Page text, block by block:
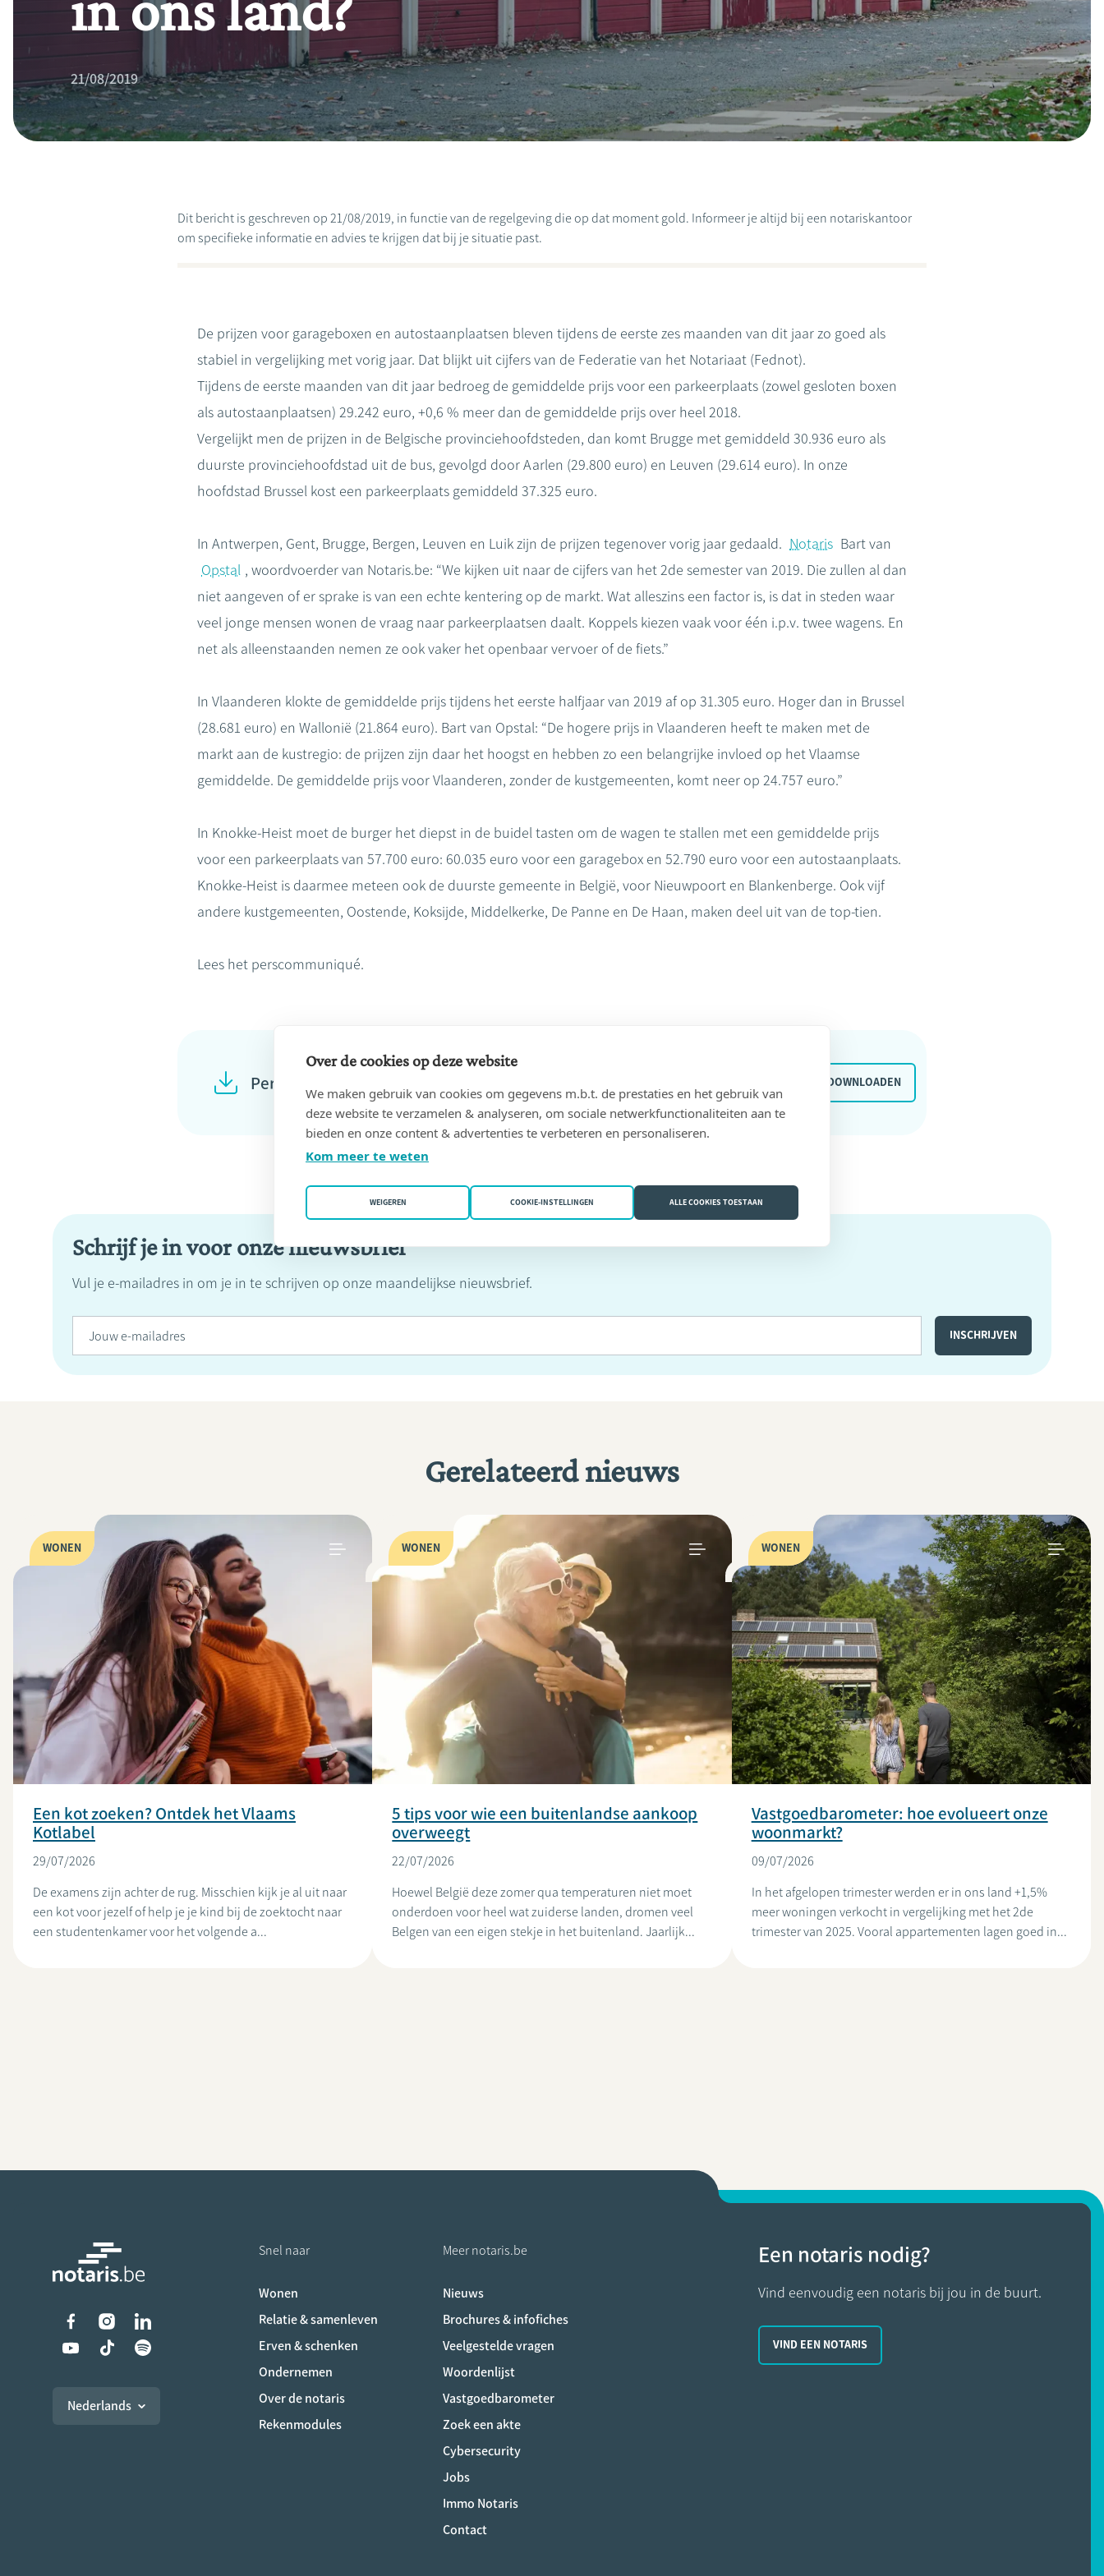
21/08/2019
Dit bericht is geschreven op 21/08/2019, in functie van de regelgeving die op dat moment gold. Informeer je altijd bij een notariskantoor
om specifieke informatie en advies te krijgen dat bij je situatie past.
De prijzen voor garageboxen en autostaanplaatsen bleven tijdens de eerste zes maanden van dit jaar zo goed als
stabiel in vergelijking met vorig jaar. Dat blijkt uit cijfers van de Federatie van het Notariaat (Fednot).
Tijdens de eerste maanden van dit jaar bedroeg de gemiddelde prijs voor een parkeerplaats (zowel gesloten boxen
als autostaanplaatsen) 29.242 euro, +0,6 % meer dan de gemiddelde prijs over heel 2018.
Vergelijkt men de prijzen in de Belgische provinciehoofdsteden, dan komt Brugge met gemiddeld 30.936 euro als
duurste provinciehoofdstad uit de bus, gevolgd door Aarlen (29.800 euro) en Leuven (29.614 euro). In onze
hoofdstad Brussel kost een parkeerplaats gemiddeld 37.325 euro.
In Antwerpen, Gent, Brugge, Bergen, Leuven en Luik zijn de prijzen tegenover vorig jaar gedaald. Notaris Bart van
Opstal , woordvoerder van Notaris.be: “We kijken uit naar de cijfers van het 2de semester van 2019. Die zullen al dan
niet aangeven of er sprake is van een echte kentering op de markt. Wat alleszins een factor is, is dat in steden waar
veel jonge mensen wonen de vraag naar parkeerplaatsen daalt. Koppels kiezen vaak voor één i.p.v. twee wagens. En
net als alleenstaanden nemen ze ook vaker het openbaar vervoer of de fiets.”
In Vlaanderen klokte de gemiddelde prijs tijdens het eerste halfjaar van 2019 af op 31.305 euro. Hoger dan in Brussel
(28.681 euro) en Wallonië (21.864 euro). Bart van Opstal: “De hogere prijs in Vlaanderen heeft te maken met de
markt aan de kustregio: de prijzen zijn daar het hoogst en hebben zo een belangrijke invloed op het Vlaamse
gemiddelde. De gemiddelde prijs voor Vlaanderen, zonder de kustgemeenten, komt neer op 24.757 euro.”
In Knokke-Heist moet de burger het diepst in de buidel tasten om de wagen te stallen met een gemiddelde prijs
voor een parkeerplaats van 57.700 euro: 60.035 euro voor een garagebox en 52.790 euro voor een autostaanplaats.
Knokke-Heist is daarmee meteen ook de duurste gemeente in België, voor Nieuwpoort en Blankenberge. Ook vijf
andere kustgemeenten, Oostende, Koksijde, Middelkerke, De Panne en De Haan, maken deel uit van de top-tien.
Lees het perscommuniqué.
Perscommuniqué_Parkeerplaatsen_1stesemester2019.pdf DOWNLOADEN
Schrijf je in voor onze nieuwsbrief
Vul je e-mailadres in om je in te schrijven op onze maandelijkse nieuwsbrief.
Gerelateerd nieuws
WONEN
Een kot zoeken? Ontdek het Vlaams
Kotlabel
29/07/2026
De examens zijn achter de rug. Misschien kijk je al uit naar
een kot voor jezelf of help je je kind bij de zoektocht naar
een studentenkamer voor het volgende a...
WONEN
5 tips voor wie een buitenlandse aankoop
overweegt
22/07/2026
Hoewel België deze zomer qua temperaturen niet moet
onderdoen voor heel wat zuiderse landen, dromen veel
Belgen van een eigen stekje in het buitenland. Jaarlijk...
WONEN
Vastgoedbarometer: hoe evolueert onze
woonmarkt?
09/07/2026
In het afgelopen trimester werden er in ons land +1,5%
meer woningen verkocht in vergelijking met het 2de
trimester van 2025. Vooral appartementen lagen goed in...
Liens vers les réseaux sociaux
Nederlands
Snel naar
Wonen
Relatie & samenleven
Erven & schenken
Ondernemen
Over de notaris
Rekenmodules
Meer notaris.be
Nieuws
Brochures & infofiches
Veelgestelde vragen
Woordenlijst
Vastgoedbarometer
Zoek een akte
Cybersecurity
Jobs
Immo Notaris
Contact
Een notaris nodig?
Vind eenvoudig een notaris bij jou in de buurt.
VIND EEN NOTARIS
Over de cookies op deze website
We maken gebruik van cookies om gegevens m.b.t. de prestaties en het gebruik van
deze website te verzamelen & analyseren, om sociale netwerkfunctionaliteiten aan te
bieden en onze content & advertenties te verbeteren en personaliseren.
Kom meer te weten
WEIGEREN COOKIE-INSTELLINGEN ALLE COOKIES TOESTAAN